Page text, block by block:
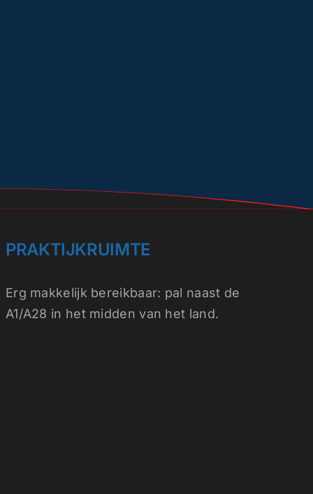
PRAKTIJKRUIMTE
Erg makkelijk bereikbaar: pal naast de
A1/A28 in het midden van het land.